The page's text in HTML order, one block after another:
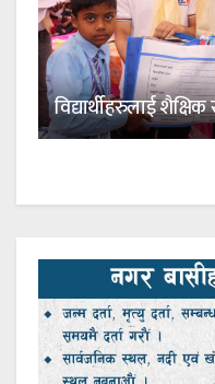
विद्यार्थीहरुलाई शैक्षिक